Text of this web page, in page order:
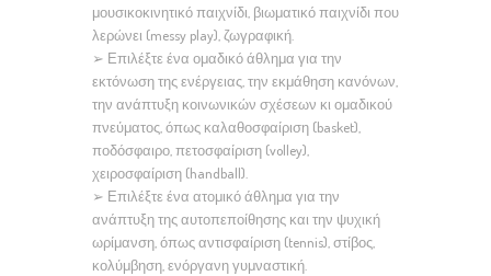
μουσικοκινητικό παιχνίδι, βιωματικό παιχνίδι που
λερώνει (messy play), ζωγραφική.
➢ Επιλέξτε ένα ομαδικό άθλημα για την
εκτόνωση της ενέργειας, την εκμάθηση κανόνων,
την ανάπτυξη κοινωνικών σχέσεων κι ομαδικού
πνεύματος, όπως καλαθοσφαίριση (basket),
ποδόσφαιρο, πετοσφαίριση (volley),
χειροσφαίριση (handball).
➢ Επιλέξτε ένα ατομικό άθλημα για την
ανάπτυξη της αυτοπεποίθησης και την ψυχική
ωρίμανση, όπως αντισφαίριση (tennis), στίβος,
κολύμβηση, ενόργανη γυμναστική.